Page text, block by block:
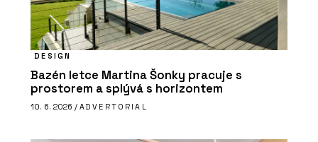
DESIGN
Bazén letce Martina Šonky pracuje s
prostorem a splývá s horizontem
10. 6. 2026 / ADVERTORIAL